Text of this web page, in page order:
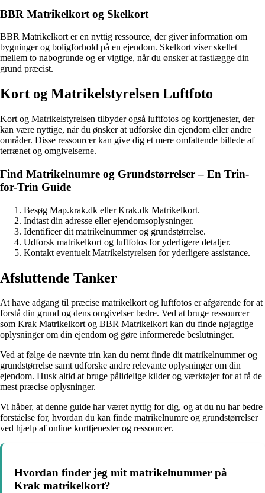
BBR Matrikelkort og Skelkort
BBR Matrikelkort er en nyttig ressource, der giver information om
bygninger og boligforhold på en ejendom. Skelkort viser skellet
mellem to nabogrunde og er vigtige, når du ønsker at fastlægge din
grund præcist.
Kort og Matrikelstyrelsen Luftfoto
Kort og Matrikelstyrelsen tilbyder også luftfotos og korttjenester, der
kan være nyttige, når du ønsker at udforske din ejendom eller andre
områder. Disse ressourcer kan give dig et mere omfattende billede af
terrænet og omgivelserne.
Find Matrikelnumre og Grundstørrelser – En Trin-
for-Trin Guide
Besøg Map.krak.dk eller Krak.dk Matrikelkort.
Indtast din adresse eller ejendomsoplysninger.
Identificer dit matrikelnummer og grundstørrelse.
Udforsk matrikelkort og luftfotos for yderligere detaljer.
Kontakt eventuelt Matrikelstyrelsen for yderligere assistance.
Afsluttende Tanker
At have adgang til præcise matrikelkort og luftfotos er afgørende for at
forstå din grund og dens omgivelser bedre. Ved at bruge ressourcer
som Krak Matrikelkort og BBR Matrikelkort kan du finde nøjagtige
oplysninger om din ejendom og gøre informerede beslutninger.
Ved at følge de nævnte trin kan du nemt finde dit matrikelnummer og
grundstørrelse samt udforske andre relevante oplysninger om din
ejendom. Husk altid at bruge pålidelige kilder og værktøjer for at få de
mest præcise oplysninger.
Vi håber, at denne guide har været nyttig for dig, og at du nu har bedre
forståelse for, hvordan du kan finde matrikelnumre og grundstørrelser
ved hjælp af online korttjenester og ressourcer.
Hvordan finder jeg mit matrikelnummer på
Krak matrikelkort?